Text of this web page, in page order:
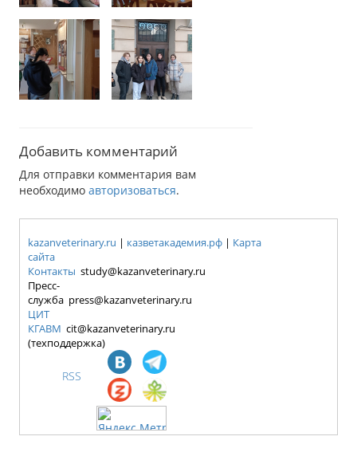
Добавить комментарий
Для отправки комментария вам
необходимо авторизоваться.
kazanveterinary.ru | казветакадемия.рф | Карта
сайта
Контакты study@kazanveterinary.ru
Пресс-
служба press@kazanveterinary.ru
ЦИТ
КГАВМ cit@kazanveterinary.ru
(техподдержка)
RSS